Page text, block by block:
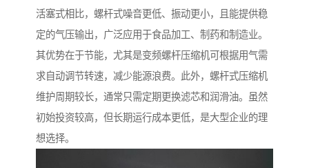
活塞式相比，螺杆式噪音更低、振动更小，且能提供稳
定的气压输出，广泛应用于食品加工、制药和制造业。
其优势在于节能，尤其是变频螺杆压缩机可根据用气需
求自动调节转速，减少能源浪费。此外，螺杆式压缩机
维护周期较长，通常只需定期更换滤芯和润滑油。虽然
初始投资较高，但长期运行成本更低，是大型企业的理
想选择。